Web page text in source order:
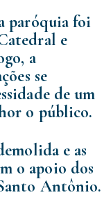
paróquia foi
e
a
se
de um
o público.
e as
o apoio dos
Antônio.